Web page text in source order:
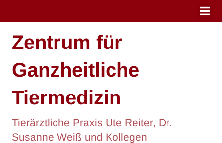
Zentrum für
Ganzheitliche
Tiermedizin
Tierärztliche Praxis Ute Reiter, Dr.
Susanne Weiß und Kollegen